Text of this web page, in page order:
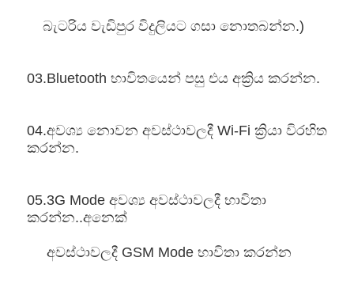
    බැටරිය වැඩිපුර විදුලියට ගසා නොතබන්න.)
03.Bluetooth භාවිතයෙන් පසු එය අක්‍රිය කරන්න.
04.අවශ්‍ය නොවන අවස්ථාවලදී Wi-Fi ක්‍රියා විරහිත
කරන්න.
05.3G Mode අවශ්‍ය අවස්ථාවලදී භාවිතා
කරන්න..අනෙක්
     අවස්ථාවලදී
GSM Mode භාවිතා කරන්න